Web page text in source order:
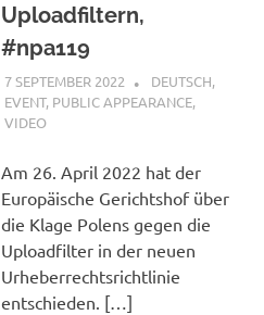
Uploadfiltern,
#npa119
7 SEPTEMBER 2022 VGRASS
DEUTSCH,
EVENT, PUBLIC APPEARANCE,
VIDEO
Am 26. April 2022 hat der
Europäische Gerichtshof über
die Klage Polens gegen die
Uploadfilter in der neuen
Urheberrechtsrichtlinie
entschieden. […]